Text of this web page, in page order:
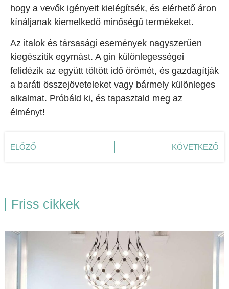
hogy a vevők igényeit kielégítsék, és elérhető áron
kínáljanak kiemelkedő minőségű termékeket.
Az italok és társasági események nagyszerűen
kiegészítik egymást. A gin különlegességei
felidézik az együtt töltött idő örömét, és gazdagítják
a baráti összejöveteleket vagy bármely különleges
alkalmat. Próbáld ki, és tapasztald meg az
élményt!
ELŐZŐ KÖVETKEZŐ
Friss cikkek